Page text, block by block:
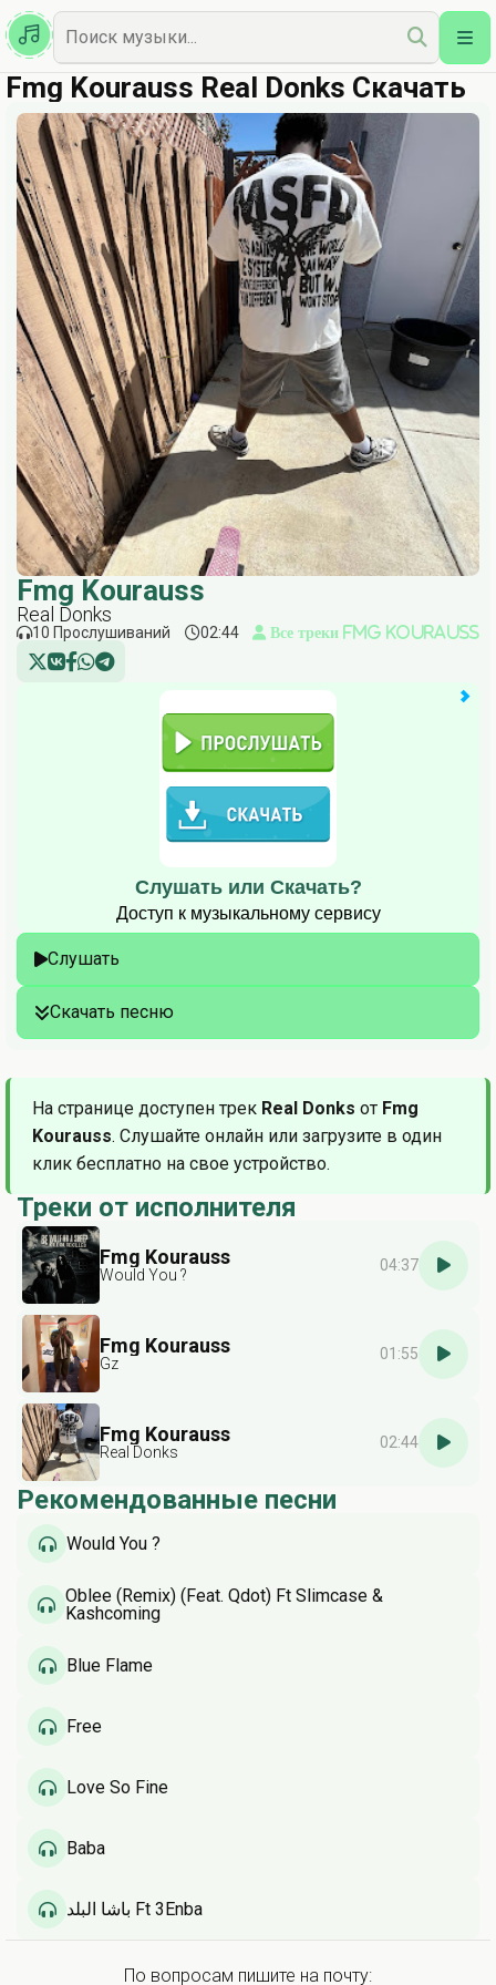
Казахская
Наш Топ
Fmg Kourauss Real Donks Скачать
Fmg Kourauss
Real Donks
10 Прослушиваний 02:44 Все треки Fmg Kourauss
Слушать или Скачать?
Доступ к музыкальному сервису
Слушать
Скачать песню
На странице доступен трек Real Donks от Fmg
Kourauss. Слушайте онлайн или загрузите в один
клик бесплатно на свое устройство.
Треки от исполнителя
Fmg Kourauss
Would You ?
04:37
Fmg Kourauss
Gz
01:55
Fmg Kourauss
Real Donks
02:44
Рекомендованные песни
Would You ?
Oblee (Remix) (Feat. Qdot) Ft Slimcase &
Kashcoming
Blue Flame
Free
Love So Fine
Baba
باشا البلد Ft 3Enba
По вопросам пишите на почту: